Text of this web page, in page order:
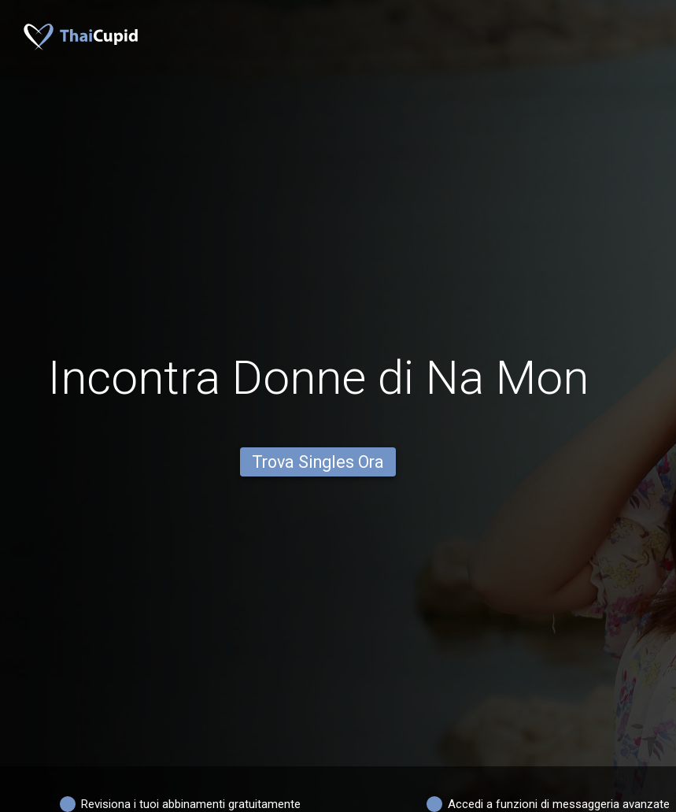
Incontra Donne di Na Mon
Trova Singles Ora
Revisiona i tuoi abbinamenti gratuitamente Accedi a funzioni di messaggeria avanzate